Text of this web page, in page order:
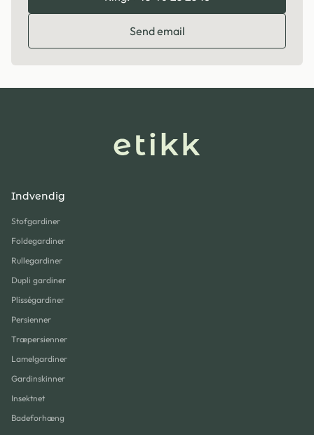
Send email
Indvendig
Stofgardiner
Foldegardiner
Rullegardiner
Dupli gardiner
Plisségardiner
Persienner
Træpersienner
Lamelgardiner
Gardinskinner
Insektnet
Badeforhæng